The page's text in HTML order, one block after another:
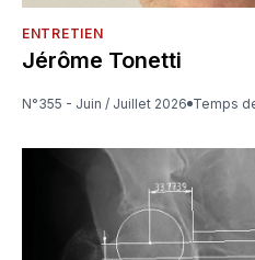
ENTRETIEN
Jérôme Tonetti
N°355 - Juin / Juillet 2026 Temps